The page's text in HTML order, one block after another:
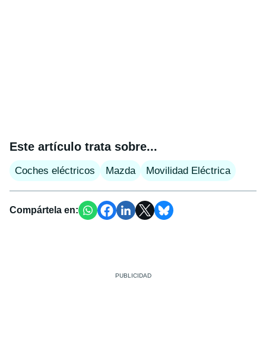
Este artículo trata sobre...
Coches eléctricos Mazda Movilidad Eléctrica
Compártela en: